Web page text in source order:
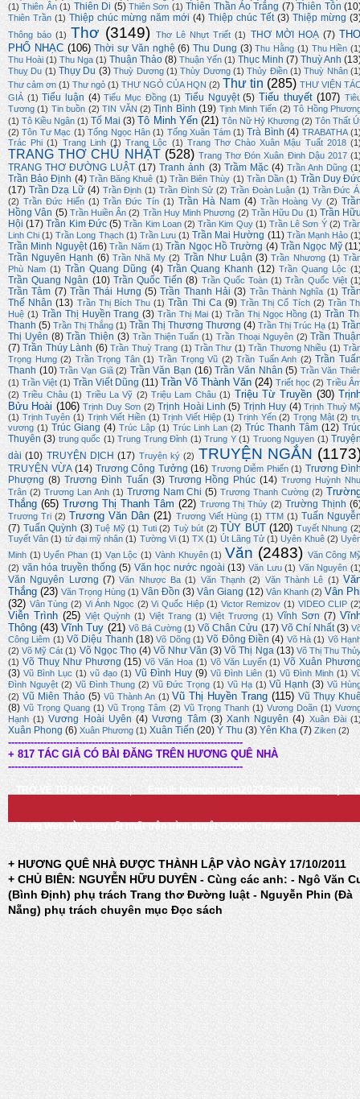
(1) Thiên Ân (1) Thiên Di (5) Thiên Sơn (1) Thiên Thần Áo Trắng (7) Thiên Tôn
Thiên Trần (1) Thiệp chúc mừng năm mới (4) Thiệp chúc Tết (3) Thiệp mừng
Thông báo (1) Thơ (3149) Thơ Lê Nhựt Triết (1) THƠ MỜI HOẠ (7)
PHỔ NHẠC (106) Thời sự Văn nghệ (6) Thu Dung (3) Thu Hằng (1) Thu Hiền
Thu Hoài (1) Thu Nga (1) Thuận Thảo (8) Thuận Yến (1) Thục Minh (7) Thuỳ Anh
Thuỵ Du (1) Thụy Du (3) Thuỳ Dương (1) Thùy Dương (1) Thủy Điền (1) Thuỳ Nhân
Thư cảm ơn (1) Thư ngỏ (1) THƯ NGỎ CỦA HQN (2) Thư tin (285) THƯ VIỆN
GIẢ (1) Tiểu luận (4) Tiểu Mục Đồng (1) Tiểu Nguyệt (5) Tiểu thuyết (107)
Tương (1) Tin buồn (2) TIN VĂN (2) Tịnh Bình (19) Tịnh Minh Tiến (2) Tô Hồng
(1) Tô Kiều Ngân (1) Tố Mai (3) Tô Minh Yến (21) Tôn Nữ Hỷ Khương (2) Tôn Thất
(2) Tôn Tư Mạc (1) Tống Ngọc Hân (1) Tống Xuân Tám (1) Trà Bình (4) TRABATHA
Trác Phi (1) Trang Linh (1) Trang Lộc (1) Trang Thơ Chào Xuân Mậu Tuất 2018
TRANG THƠ CHỦ NHẬT (528) Trang Thơ Đón Xuân Đinh Dậu 2017
TRANG THƠ ĐƯỜNG LUẬT (17) Tranh ảnh (3) Trầm Mặc (4) Trần Anh Dũng
Trần Bảo Định (4) Trần Băng Khuê (1) Trần Biên Thùy (1) Trần Dần (1) Trần Duy
(17) Trần Dzạ Lữ (4) Trần Định (1) Trần Đình Sử (2) Trần Đoàn Luận (1) Trần Đức
(2) Trần Đức Hiển (1) Trần Đức Tín (1) Trần Hà Nam (4) Trần Hoàng Vy (2)
Hồng Vân (5) Trần Huiền Ân (2) Trần Huy Minh Phương (2) Trần Hữu Du (1) Trần
Hội (17) Trần Kim Đức (5) Trần Kim Loan (2) Trần Kim Quy (1) Trần Lê Sơn Ý (2)
Linh Chi (1) Trần Long Thạch (1) Trần Lưu (1) Trần Mai Hường (11) Trần Mạnh Hảo
Trần Minh Nguyệt (16) Trần Năm (1) Trần Ngọc Hồ Trường (4) Trần Ngọc Mỹ
Trần Nguyên Hạnh (6) Trần Nhã My (2) Trần Như Luận (3) Trần Nhương (1)
Phù Nam (1) Trần Quang Dũng (4) Trần Quang Khanh (12) Trần Quang Lộc
Trần Quang Ngân (10) Trần Quốc Tiến (8) Trần Quốc Toàn (1) Trần Quốc Việt
Trần Tâm (7) Trần Thái Hưng (5) Trần Thanh Hải (3) Trần Thành Nghĩa (1)
Thế Nhân (13) Trần Thị Bích Thu (1) Trần Thi Ca (9) Trần Thị Cổ Tích (2) Trần
Huệ (1) Trần Thị Huyền Trang (3) Trần Thị Mai (1) Trần Thị Ngọc Hồng (1) Trần
Thanh (5) Trần Thị Thắng (1) Trần Thị Thương Thương (4) Trần Thị Trúc Hạ (1)
Thị Uyên (8) Trần Thiện (3) Trần Thiện Tuấn (1) Trần Thoại Nguyên (2) Trần
(7) Trần Thúy Lành (6) Trần Thuỳ Trang (1) Trần Thư (1) Trần Thương Nhiều (1)
Trọng Hưng (2) Trần Trọng Tân (1) Trần Trọng Vũ (2) Trần Tuấn Anh (2) Trần
Thanh (10) Trần Vạn Giã (2) Trần Văn Bạn (16) Trần Văn Nhân (5) Trần Văn
(1) Trần Việt (1) Trần Viết Dũng (11) Trần Võ Thành Văn (24) Triết học (2) Triều
(2) Triều Châu (1) Triều La Vỹ (2) Triệu Lam Châu (1) Triệu Từ Truyền (30)
Bửu Hoài (106) Trịnh Duy Sơn (2) Trịnh Hoài Linh (5) Trịnh Huy (4) Trịnh Thuỳ
(1) Trịnh Tuyên (1) Trịnh Viết Hiền (1) Trịnh Viết Hiệp (1) Trịnh Yến (2) Trọng Mật (2)
vương (1) Trúc Giang (4) Trúc Lập (1) Trúc Linh Lan (2) Trúc Thanh Tâm (12)
Thuyên (3) trung quốc (1) Trung Trung Đỉnh (1) Trung Y (1) Truong Nguyen (1)
dài (10) TRUYỆN DỊCH (17) Truyện ký (2) TRUYỆN NGẮN
TRUYỆN VỪA (14) Trương Công Tưởng (16) Trương Diễm Phiến (1) Trương
Phượng (8) Trương Đình Tuấn (3) Trương Hồng Phúc (14) Trương Huỳnh
Trân (2) Trương Lan Anh (1) Trương Nam Chi (5) Trương Thanh Cường (2)
Thắng (65) Trương Thị Thanh Tâm (22) Trương Thị Thúy (2) Trường Thịnh
Trương Tri (2) Trương Văn Dân (21) Trương Viết Hùng (1) TTM (1) Tuấn
(7) Tuấn Quỳnh (3) Tuệ Mỹ (1) Tuti (2) Tuỳ bút (2) TÙY BÚT (120) Tuyết Nhung
Tuyết Vân (1) tứ đại mỹ nhân (1) Tường Vi (1) TX (1) Út Lãng Tử (1) Uyên Khuê (2)
Minh (1) Uyển Phan (1) Vạn Lộc (1) Vành Khuyên (1) Văn (2483) Văn Công
(2) văn hóa truyền thống (5) Văn học nước ngoài (13) Văn Lưu (1) Văn Nguyên
Văn Nguyên Lương (7) Văn Nhược Ba (1) Văn Thạnh (2) Văn Thành Lê (1)
Thắng (23) Văn Trọng Hùng (1) Vân Đồn (3) Vân Giang (12) Vân Khanh (2) Vân
(32) Vân Tùng (2) Vi Ánh Ngọc (2) Vi Quốc Hiệp (1) Victor Remizov (1) VIDEO CLIP
Viễn Trình (25) Việt Quỳnh (1) Việt Trang (1) Việt Trương (1) Vĩnh Sơn (7)
Thông (43) Vĩnh Tuy (21) Võ Bá Cường (1) Võ Chân Cửu (17) Võ Chí Nhất (3)
Công Liêm (1) Võ Diệu Thanh (18) Võ Dõng (1) Võ Đông Điền (4) Võ Hà (1) Võ
(2) Võ Mỹ Cát (1) Võ Ngọc Thọ (4) Võ Như Văn (3) Võ Thị Nga (13) Võ Thị Thu
(1) Võ Thuỵ Như Phương (15) Võ Văn Hoa (1) Võ Văn Luyến (1) Võ Xuân
(3) Vũ Bình Lục (1) vũ đạo (1) Vũ Đình Huy (9) Vũ Đình Liên (1) Vũ Đình Minh (1)
Đình Nguyệt (2) Vũ Đình Thung (2) Vũ Đức Trọng (1) Vũ Hạ (1) Vũ Hạnh (3) Vũ
(2) Vũ Miên Thảo (5) Vũ Thành An (1) Vũ Thị Huyền Trang (115) Vũ Thụy
(8) Vũ Trọng Quang (1) Vũ Trọng Tâm (2) Vũ Trọng Thanh (1) Vương Doãn (1)
Hạnh (1) Vương Hoài Uyên (4) Vương Tâm (3) Xanh Nguyên (4) Xuân Đài
Xuân Phong (6) Xuân Phương (1) Xuân Tiến (20) Ý Thu (3) Yên Kha (7) Ziken (2)
-------------------------------------------------------------------------
+ 817 TÁC GIẢ CÓ BÀI ĐĂNG TRÊN HƯƠNG QUÊ NHÀ
-------------------------------------------------------------------------
TRỞ VỀ TRANG CHỦ Email: huongquenha2023@gmail.com
Trang Web này chạy tốt nhất trên trình duyệt Google Chrome
+ HƯƠNG QUÊ NHÀ ĐƯỢC THÀNH LẬP VÀO NGÀY 17/10/2011
+ CHỦ BIÊN: NGUYỄN HỮU DUYÊN - Cùng các anh: - Ngô Văn
(Bình Định) phụ trách Trang thơ Đường luật - Nguyễn Phin (Đà
Nẵng) phụ trách chuyên mục Đọc sách